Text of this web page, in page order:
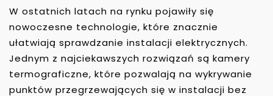
W ostatnich latach na rynku pojawiły się
nowoczesne technologie, które znacznie
ułatwiają sprawdzanie instalacji elektrycznych.
Jednym z najciekawszych rozwiązań są kamery
termograficzne, które pozwalają na wykrywanie
punktów przegrzewających się w instalacji bez